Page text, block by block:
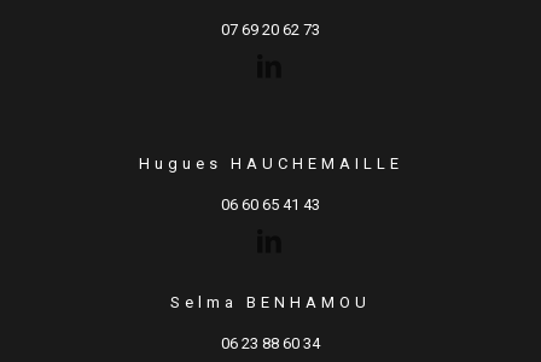
07 69 20 62 73
Hugues HAUCHEMAILLE
06 60 65 41 43
Selma BENHAMOU
06 23 88 60 34